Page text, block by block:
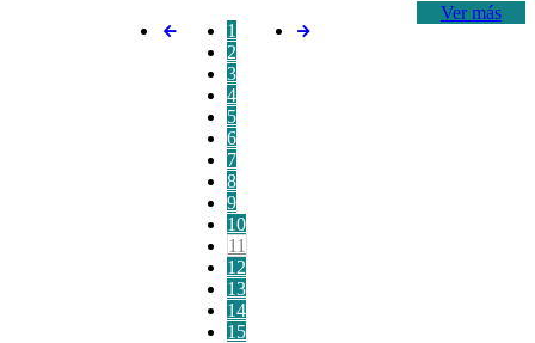
Ver más
1
2
3
4
5
6
7
8
9
10
11
12
13
14
15